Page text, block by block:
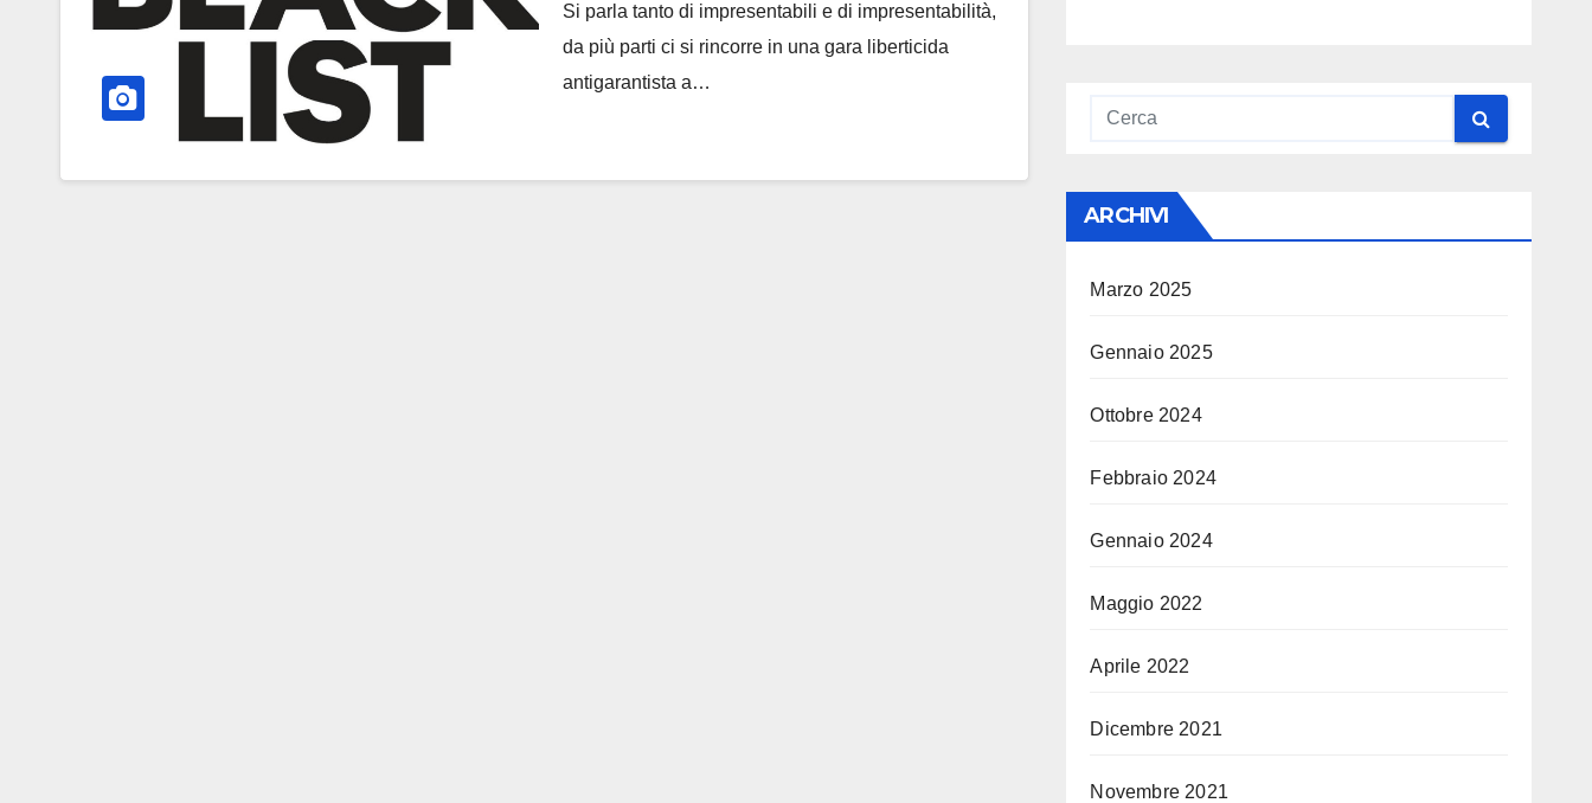
Si parla tanto di impresentabili e di impresentabilità,
da più parti ci si rincorre in una gara liberticida
antigarantista a…
ARCHIVI
Marzo 2025
Gennaio 2025
Ottobre 2024
Febbraio 2024
Gennaio 2024
Maggio 2022
Aprile 2022
Dicembre 2021
Novembre 2021